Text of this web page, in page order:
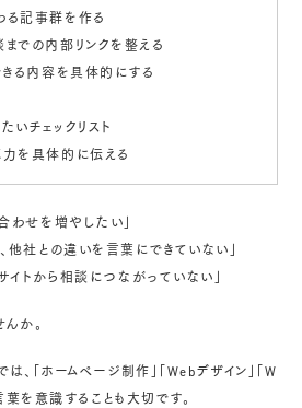
記事群を作る
での内部リンクを整える
る内容を具体的にする
いチェックリスト
を具体的に伝える
わせを増やしたい」
他社との違いを言葉にできていない」
イトから相談につながっていない」
か。
「ホームページ制作」「Webデザイン」「W
を意識することも大切です。